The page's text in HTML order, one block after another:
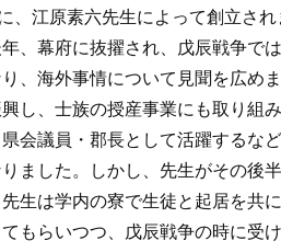
、江原素六先生によって創立さ
、幕府に抜擢され、戊辰戦争で
、海外事情について見聞を広め
し、士族の授産事業にも取り組
会議員・郡長として活躍するな
ました。しかし、先生がその後
生は学内の寮で生徒と起居を共
もらいつつ、戊辰戦争の時に受